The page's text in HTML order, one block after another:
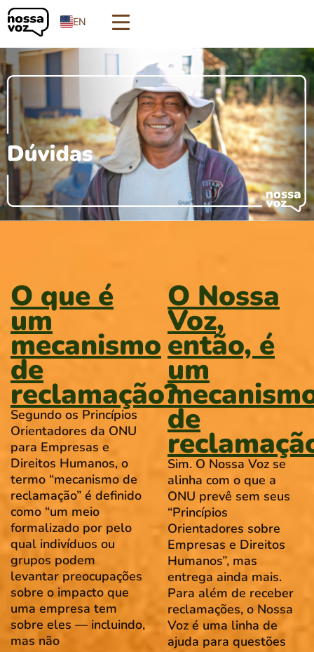
EN
O que é
um
mecanismo
de
reclamação?
Segundo os Princípios
Orientadores da ONU
para Empresas e
Direitos Humanos, o
termo “mecanismo de
reclamação” é definido
como “um meio
formalizado por pelo
qual indivíduos ou
grupos podem
levantar preocupações
sobre o impacto que
uma empresa tem
sobre eles — incluindo,
mas não
O Nossa
Voz,
então, é
um
de
Sim. O Nossa Voz se
alinha com o que a
ONU prevê sem seus
“Princípios
Orientadores sobre
Empresas e Direitos
Humanos”, mas
entrega ainda mais.
Para além de receber
reclamações, o Nossa
Voz é uma linha de
ajuda para questões